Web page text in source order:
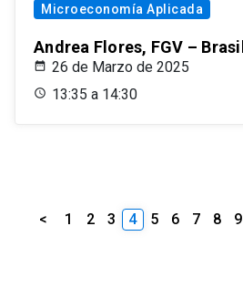
Microeconomía Aplicada
Andrea Flores, FGV – Brasil
26 de Marzo de 2025
13:35 a 14:30
< 1 2 3 4 5 6 7 8 9